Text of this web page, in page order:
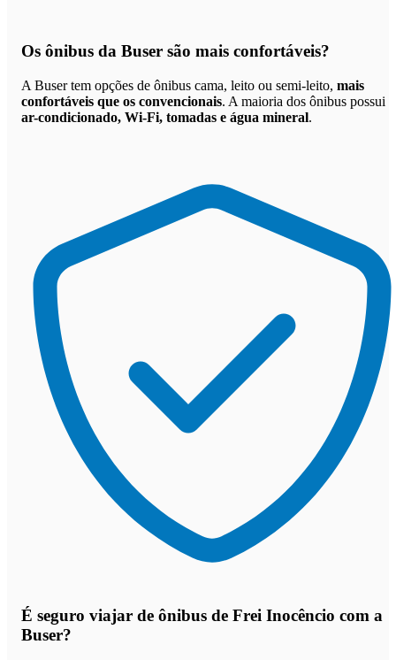
Os ônibus da Buser são mais confortáveis?
A Buser tem opções de ônibus cama, leito ou semi-leito, mais
confortáveis que os convencionais. A maioria dos ônibus possui
ar-condicionado, Wi-Fi, tomadas e água mineral.
É seguro viajar de ônibus de Frei Inocêncio com a
Buser?